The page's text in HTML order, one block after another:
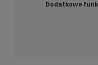
Dodatkowe